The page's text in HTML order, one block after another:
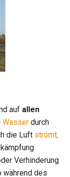
auf allen
Wasser durch
die Luft strömt,
Verhinderung
während des